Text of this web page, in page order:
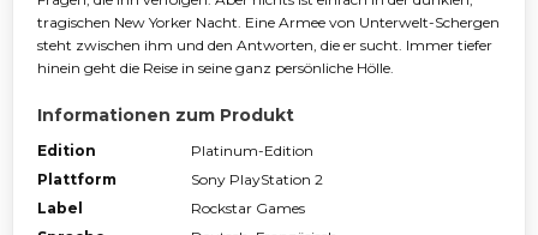
tragischen New Yorker Nacht. Eine Armee von Unterwelt-Schergen
steht zwischen ihm und den Antworten, die er sucht. Immer tiefer
hinein geht die Reise in seine ganz persönliche Hölle.
Informationen zum Produkt
Edition
Platinum-Edition
Plattform
Sony PlayStation 2
Label
Rockstar Games